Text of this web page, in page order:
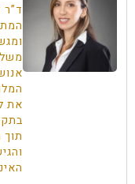
ד”ר
את
תוך